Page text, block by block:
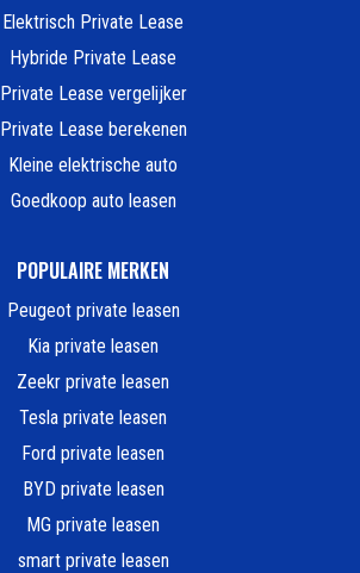
Elektrisch Private Lease
Hybride Private Lease
Private Lease vergelijker
Private Lease berekenen
Kleine elektrische auto
Goedkoop auto leasen
POPULAIRE MERKEN
Peugeot private leasen
Kia private leasen
Zeekr private leasen
Tesla private leasen
Ford private leasen
BYD private leasen
MG private leasen
smart private leasen